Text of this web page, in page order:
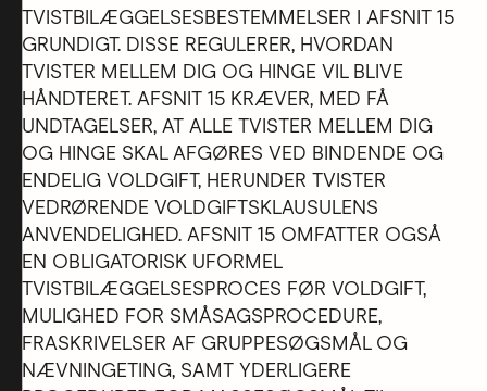
TVISTBILÆGGELSESBESTEMMELSER I AFSNIT 15
GRUNDIGT. DISSE REGULERER, HVORDAN
TVISTER MELLEM DIG OG HINGE VIL BLIVE
HÅNDTERET. AFSNIT 15 KRÆVER, MED FÅ
UNDTAGELSER, AT ALLE TVISTER MELLEM DIG
OG HINGE SKAL AFGØRES VED BINDENDE OG
ENDELIG VOLDGIFT, HERUNDER TVISTER
VEDRØRENDE VOLDGIFTSKLAUSULENS
ANVENDELIGHED. AFSNIT 15 OMFATTER OGSÅ
EN OBLIGATORISK UFORMEL
TVISTBILÆGGELSESPROCES FØR VOLDGIFT,
MULIGHED FOR SMÅSAGSPROCEDURE,
FRASKRIVELSER AF GRUPPESØGSMÅL OG
NÆVNINGETING, SAMT YDERLIGERE